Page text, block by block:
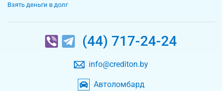
Взять деньги в долг
(44) 717-24-24
info@crediton.by
Автоломбард